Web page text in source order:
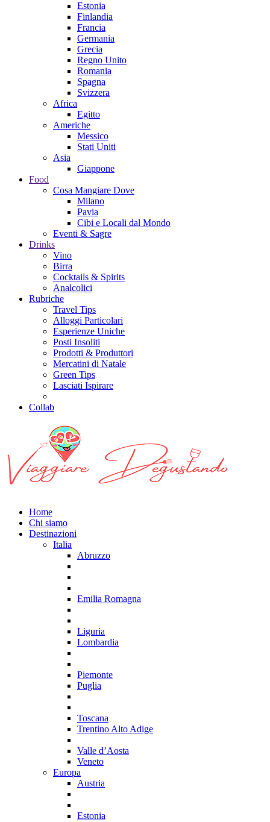
Estonia
Finlandia
Francia
Germania
Grecia
Regno Unito
Romania
Spagna
Svizzera
Africa
Egitto
Americhe
Messico
Stati Uniti
Asia
Giappone
Food
Cosa Mangiare Dove
Milano
Pavia
Cibi e Locali dal Mondo
Eventi & Sagre
Drinks
Vino
Birra
Cocktails & Spirits
Analcolici
Rubriche
Travel Tips
Alloggi Particolari
Esperienze Uniche
Posti Insoliti
Prodotti & Produttori
Mercatini di Natale
Green Tips
Lasciati Ispirare
Collab
Home
Chi siamo
Destinazioni
Italia
Abruzzo
Emilia Romagna
Liguria
Lombardia
Piemonte
Puglia
Toscana
Trentino Alto Adige
Valle d’Aosta
Veneto
Europa
Austria
Estonia